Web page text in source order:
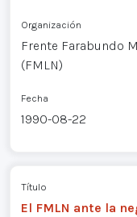
Organización
Frente Farabundo
(FMLN)
Fecha
1990-08-22
Título
El FMLN ante la